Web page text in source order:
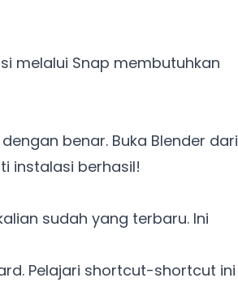
melalui Snap membutuhkan
benar. Buka Blender dari
instalasi berhasil!
sudah yang terbaru. Ini
Pelajari shortcut-shortcut ini
bisa pakai